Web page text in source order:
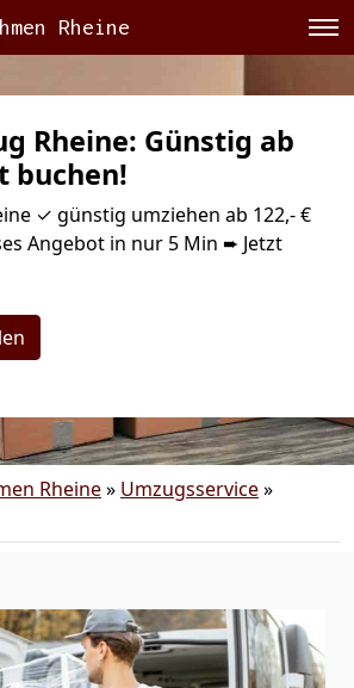
Rheine
Rheine: Günstig ab
buchen!
✓ günstig umziehen ab 122,- €
Angebot in nur 5 Min ➨ Jetzt
Rheine» Umzugsservice»